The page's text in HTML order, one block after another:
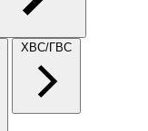
ХВС/ГВС